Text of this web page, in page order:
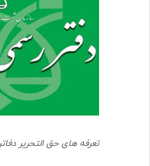
تعرفه های حق التحریر